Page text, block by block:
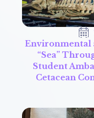
Environmental
“Sea”
Student
Cetacean